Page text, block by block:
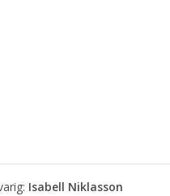
Isabell Niklasson